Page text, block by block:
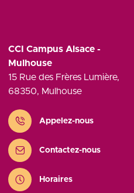
CCI Campus Alsace -
Mulhouse
15 Rue des Frères Lumière,
68350, Mulhouse
Contact
Appelez-nous
Contactez-nous
Horaires